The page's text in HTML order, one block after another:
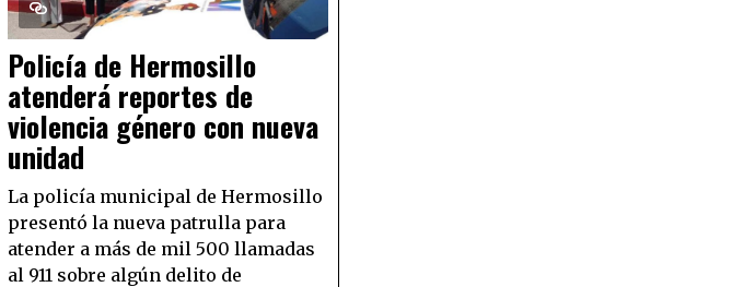
Policía de Hermosillo
atenderá reportes de
violencia género con nueva
unidad
La policía municipal de Hermosillo
presentó la nueva patrulla para
atender a más de mil 500 llamadas
al 911 sobre algún delito de